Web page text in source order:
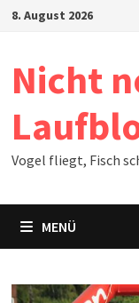
Zum8. August 2026
Nicht
Vogel fliegt, Fisch
MENÜ